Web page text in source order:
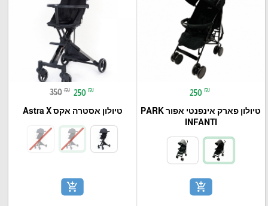
250 ₪
טיולון פארק אינפנטי אפור PARK
INFANTI
add_shopping_cart
350 ₪ 250 ₪
טיולון אסטרה אקס Astra X
add_shopping_cart